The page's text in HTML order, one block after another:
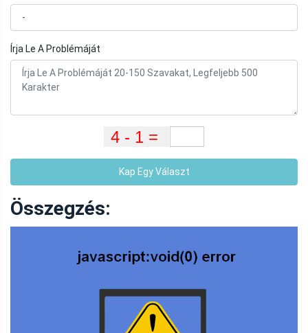
Írja Le A Problémáját
Kap Egy Választ
Összegzés: